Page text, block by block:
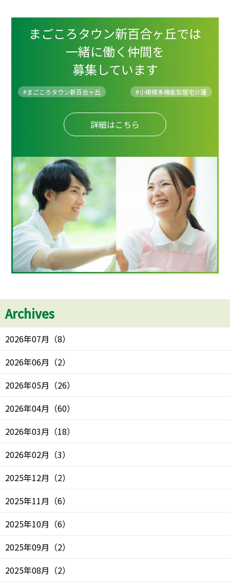
まごころタウン新百合ヶ丘では
一緒に働く仲間を
募集しています
#まごころタウン新百合ヶ丘 #小規模多機能型居宅介護
詳細はこちら
Archives
2026年07月 （8）
2026年06月 （2）
2026年05月 （26）
2026年04月 （60）
2026年03月 （18）
2026年02月 （3）
2025年12月 （2）
2025年11月 （6）
2025年10月 （6）
2025年09月 （2）
2025年08月 （2）